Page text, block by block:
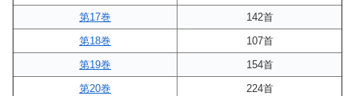
第17巻
142首
第18巻
107首
第19巻
154首
第20巻
224首